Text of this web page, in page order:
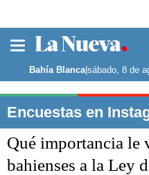
Noticias
Bahía Blanca|sábado, 8 de
Encuestas en
Qué importancia le
bahienses a la Ley